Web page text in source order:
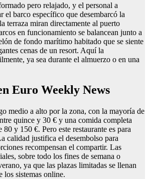
pero relajado, y el personal a
el barco específico que desembarcó la
terraza miran directamente al puerto
en funcionamiento se balancean junto a
de fondo marítimo habitado que se siente
cenas de un resort. Aquí la
ya sea durante el almuerzo o en una
Euro Weekly News
medio a alto por la zona, con la mayoría de
quince y 30 € y una comida completa
y 150 €. Pero este restaurante es para
calidad justifica el desembolso para
recompensan el compartir. Las
sobre todo los fines de semana o
ya que las plazas limitadas se llenan
los sistemas online.